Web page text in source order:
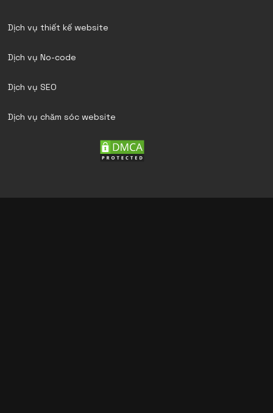
Dịch vụ thiết kế website
Dịch vụ No-code
Dịch vụ SEO
Dịch vụ chăm sóc website